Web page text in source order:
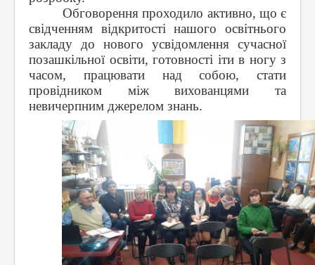
Обговорення проходило активно, що є
свідченням відкритості нашого освітнього
закладу до нового усвідомлення сучасної
позашкільної освіти, готовності іти в ногу з
часом, працювати над собою, стати
провідником між вихованцями та
невичерпним джерелом знань.